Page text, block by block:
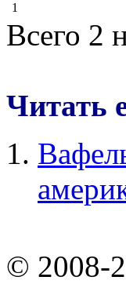
1
Всего 2
Читать
© 2008-